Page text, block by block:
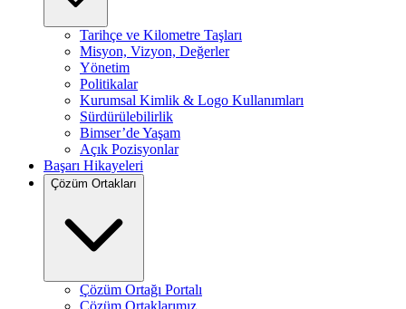
Tarihçe ve Kilometre Taşları
Misyon, Vizyon, Değerler
Yönetim
Politikalar
Kurumsal Kimlik & Logo Kullanımları
Sürdürülebilirlik
Bimser’de Yaşam
Açık Pozisyonlar
Başarı Hikayeleri
Çözüm Ortakları
Çözüm Ortağı Portalı
Çözüm Ortaklarımız